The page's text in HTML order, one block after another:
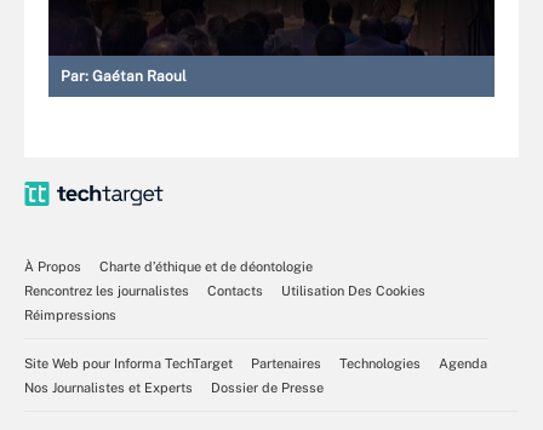
Par: Gaétan Raoul
À Propos
Charte d’éthique et de déontologie
Rencontrez les journalistes
Contacts
Utilisation Des Cookies
Réimpressions
Site Web pour Informa TechTarget Partenaires Technologies
Agenda
Nos Journalistes et Experts
Dossier de Presse